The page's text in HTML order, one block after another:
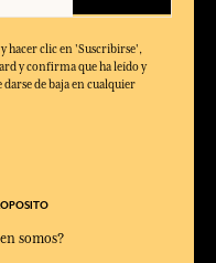
hacer clic en 'Suscribirse',
y confirma que ha leído y
de baja en cualquier
somos?